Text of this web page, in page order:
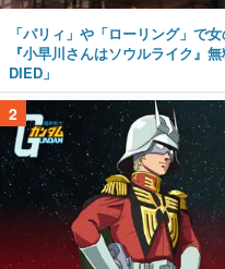
「パリィ」や「ローリング」で
『小早川さんはソウルライク』
DIED」
2